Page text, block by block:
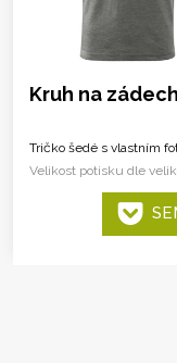
Kruh na zádech
Tričko šedé s vlastním
Velikost potisku dle